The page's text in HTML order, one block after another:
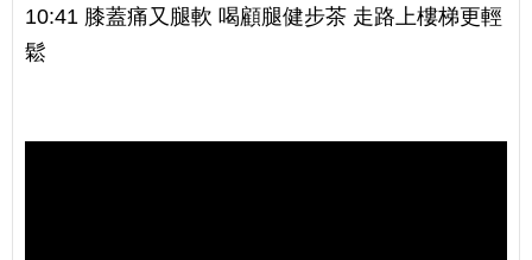
10:41 膝蓋痛又腿軟 喝顧腿健步茶 走路上樓梯更輕
鬆